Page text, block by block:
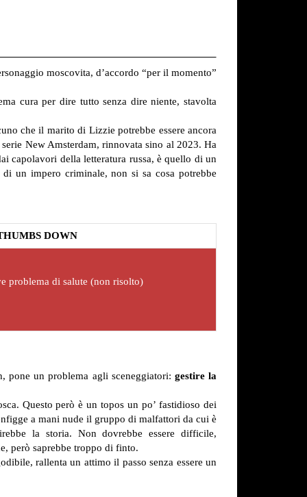
moscovita, d’accordo “per il momento”
cura per dire tutto senza dire niente, stavolta
che il marito di Lizzie potrebbe essere ancora
New Amsterdam, rinnovata sino al 2023. Ha
capolavori della letteratura russa, è quello di un
un impero criminale, non si sa cosa potrebbe
DOWN
problema di salute (non risolto)
pone un problema agli sceneggiatori: gestire la
Questo però è un topos un po’ fastidioso dei
a mani nude il gruppo di malfattori da cui è
la storia. Non dovrebbe essere difficile,
però saprebbe troppo di finto.
rallenta un attimo il passo senza essere un